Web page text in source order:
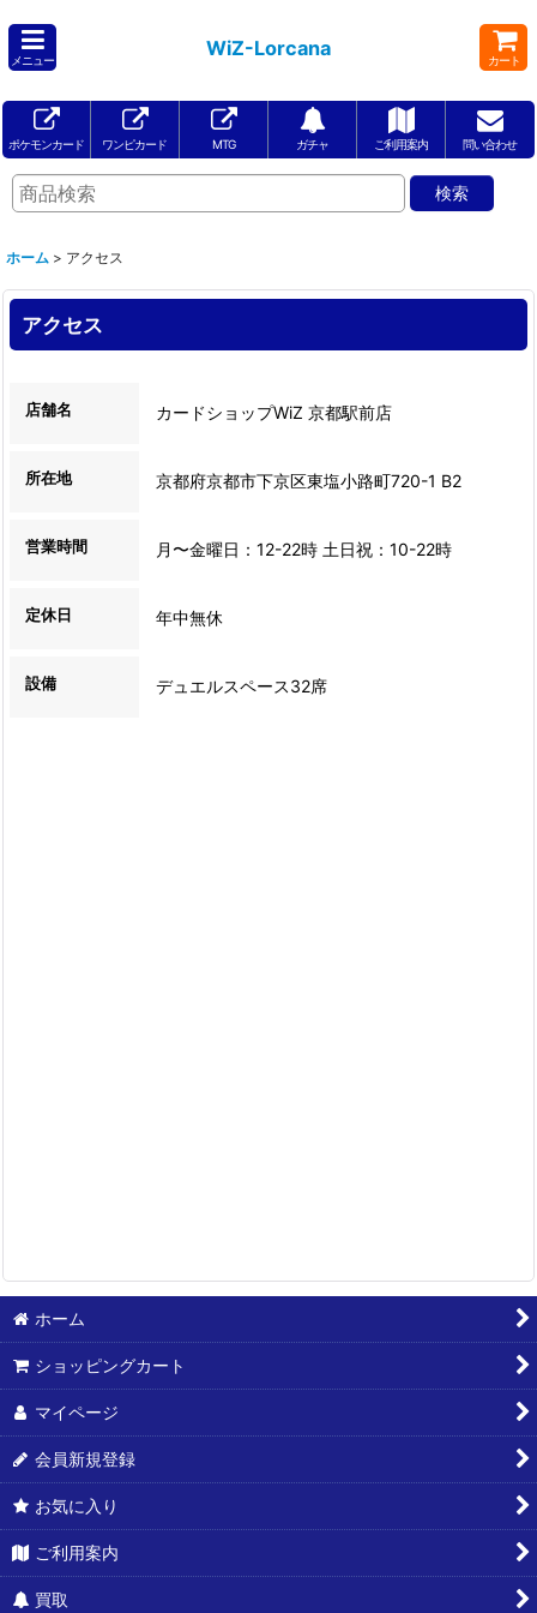
メニュー
WiZ-Lorcana
カート
ポケモンカード ワンピカード MTG ガチャ ご利用案内 問い合わせ
ホーム > アクセス
アクセス
店舗名 カードショップWiZ 京都駅前店
所在地 京都府京都市下京区東塩小路町720-1 B2
営業時間 月〜金曜日：12-22時 土日祝：10-22時
定休日 年中無休
設備 デュエルスペース32席
ホーム
ショッピングカート
マイページ
会員新規登録
お気に入り
ご利用案内
買取